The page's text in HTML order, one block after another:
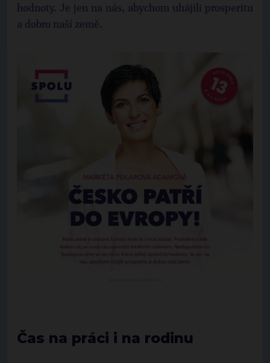
hodnoty. Je jen na nás, abychom uhájili prosperitu
a dobro naší země.
Čas na práci i na rodinu